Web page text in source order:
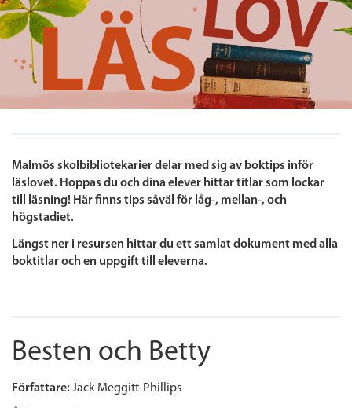
Malmös skolbibliotekarier delar med sig av boktips inför
läslovet. Hoppas du och dina elever hittar titlar som lockar
till läsning! Här finns tips såväl för låg-, mellan-, och
högstadiet.
Längst ner i resursen hittar du ett samlat dokument med alla
boktitlar och en uppgift till eleverna.
Besten och Betty
Författare: Jack Meggitt-Phillips